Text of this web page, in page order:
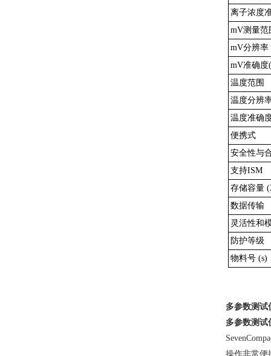
离子浓度
mV测量范
mV分辨率
mV准确度
温度范围
温度分辨
温度准确
便携式
安全性与
支持ISM
存储容量
数据传输
灵活性和
防护等级
物料号 (s)
多参数测试
多参数测试
操作非常便